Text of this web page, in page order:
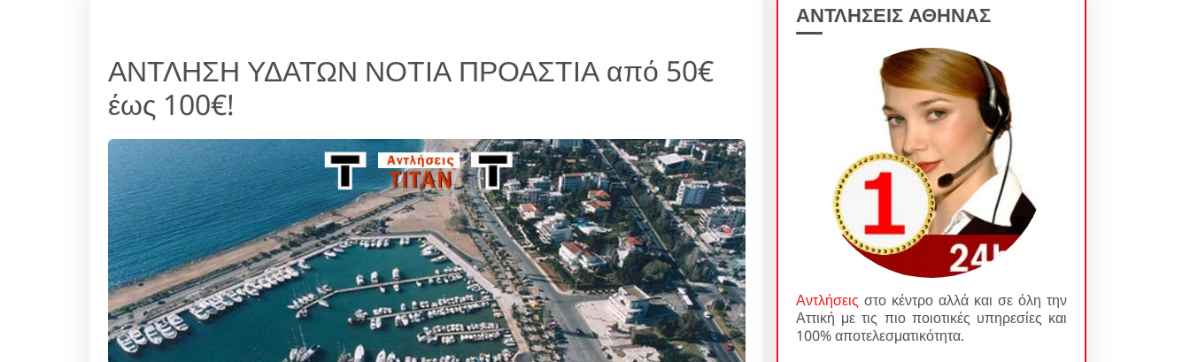
ΑΝΤΛΗΣΗ ΥΔΑΤΩΝ ΝΟΤΙΑ ΠΡΟΑΣΤΙΑ από 50€
έως 100€!
ΑΝΤΛΗΣΕΙΣ ΑΘΗΝΑΣ
Αντλήσεις στο κέντρο αλλά και σε όλη την
Αττική με τις πιο ποιοτικές υπηρεσίες και
100% αποτελεσματικότητα.